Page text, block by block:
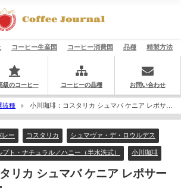
コーヒー生産国 コーヒー消費国 品種 精製方法
級のコーヒー コーヒーの品種 お問い合わせ
抜種
小川珈琲：コスタリカ シュマバ ケニア レポサー
レー コスタリカ シュマヴァ・デ・ロウルデス
ト・ナチュラル／ハニー（半水洗式） 小川珈琲
リカ シュマバ ケニア レポサー